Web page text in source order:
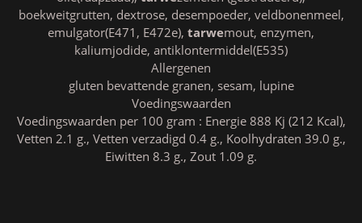
boekweitgrutten, dextrose, desempoeder, veldbonenmeel,
emulgator(E471, E472e), tarwemout, enzymen,
kaliumjodide, antiklontermiddel(E535)
Allergenen
gluten bevattende granen, sesam, lupine
Voedingswaarden
Voedingswaarden per 100 gram : Energie 888 Kj (212 Kcal),
Vetten 2.1 g., Vetten verzadigd 0.4 g., Koolhydraten 39.0 g.,
Eiwitten 8.3 g., Zout 1.09 g.